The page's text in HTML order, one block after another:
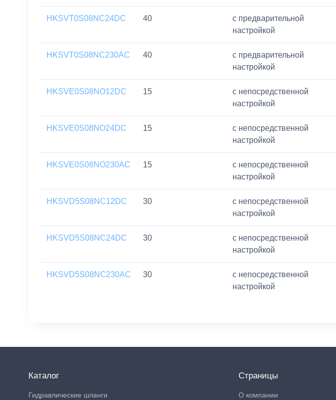
HKSVT0S08NC24DC 40
с предварительной
настройкой
HKSVT0S08NC230AC 40
с предварительной
настройкой
HKSVE0S08NO12DC 15
с непосредственной
настройкой
HKSVE0S08NO24DC 15
с непосредственной
настройкой
HKSVE0S08NO230AC 15
с непосредственной
настройкой
HKSVD5S08NC12DC 30
с непосредственной
настройкой
HKSVD5S08NC24DC 30
с непосредственной
настройкой
HKSVD5S08NC230AC 30
с непосредственной
настройкой
Каталог
Гидравлические шланги
Страницы
О компании